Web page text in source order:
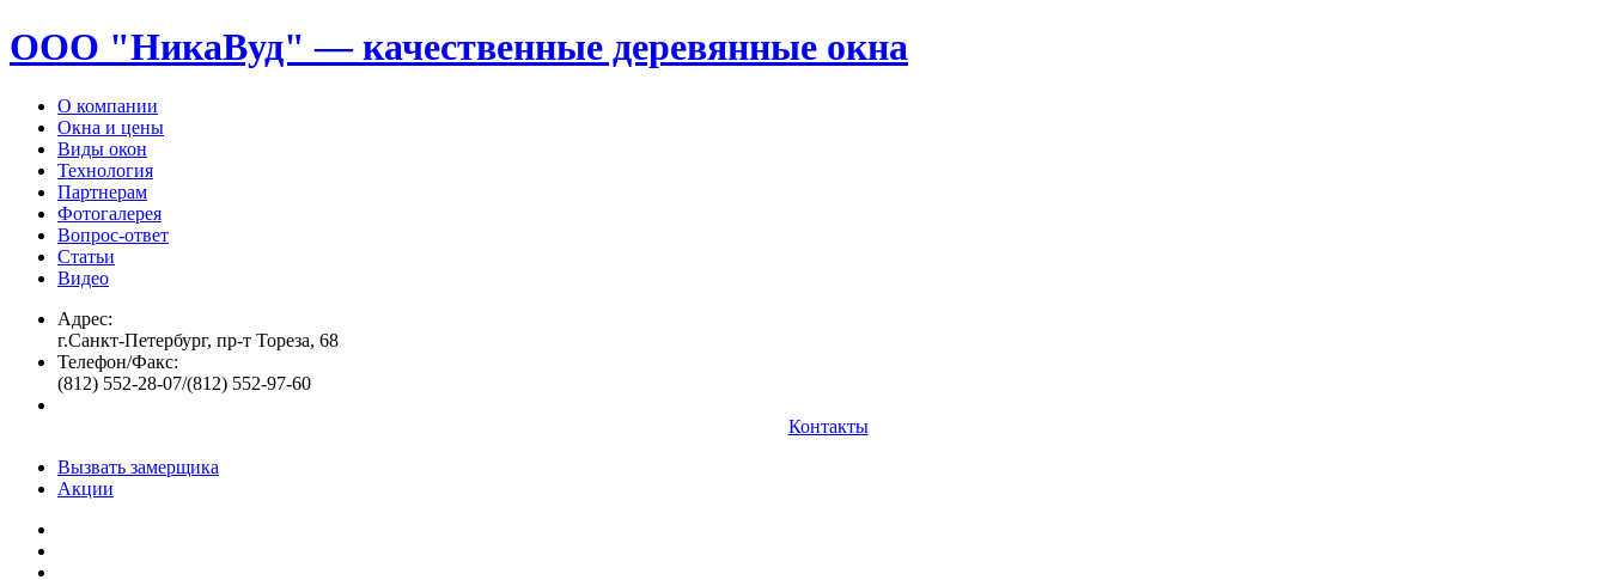
ООО "НикаВуд" — качественные деревянные окна
О компании
Окна и цены
Виды окон
Технология
Партнерам
Фотогалерея
Вопрос-ответ
Статьи
Видео
Адрес:
г.Санкт-Петербург, пр-т Тореза, 68
Телефон/Факс:
(812) 552-28-07/(812) 552-97-60
Контакты
Вызвать замерщика
Акции